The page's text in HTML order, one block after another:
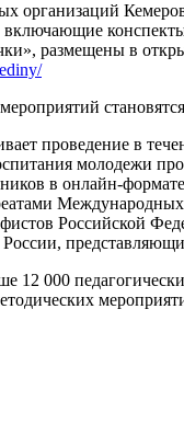
организаций
размещены в
проведение в
молодежи
в онлайн-
Российской
12 000